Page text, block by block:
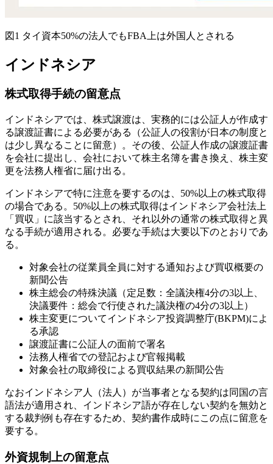
図1 タイ資本50%の法人でもFBA上は外国人とされる
インドネシア
株式取得手続の留意点
インドネシアでは、株式譲渡は、実務的には公証人が作成す
る譲渡証書による必要がある（公証人の役割が日本の制度と
は少し異なることに留意）。その後、公証人作成の譲渡証書
を会社に提出し、会社において株主名簿を書き換え、株主変
更を法務人権省に届け出る。
インドネシアで特に注意を要するのは、50%以上の株式取得
の場合である。50%以上の株式取得はインドネシア会社法上
「買収」に該当するとされ、それ以外の通常の株式取得と異
なる手続が適用される。必要な手続は大要以下のとおりであ
る。
対象会社の従業員全員に対する通知および買収概要の
新聞公告
株主総会の特殊決議（定足数：全議決権4分の3以上、
決議要件：総会で行使された議決権の4分の3以上）
株主変更についてインドネシア投資調整庁(BKPM)によ
る承認
譲渡証書に公証人の面前で署名
法務人権省での登記および官報掲載
対象会社の取締役による買収結果の新聞公告
なおインドネシア人（法人）が当事者となる契約は同国の言
語法が適用され、インドネシア語が存在しない契約を無効と
する裁判例も存在するため、契約書作成時にこの点に留意を
要する。
外資規制上の留意点